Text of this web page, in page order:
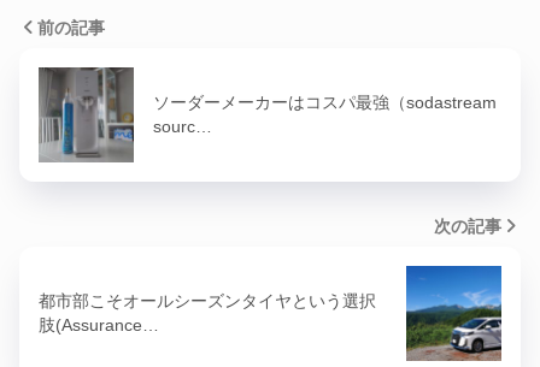
前の記事
ソーダーメーカーはコスパ最強（sodastream
sourc…
次の記事
都市部こそオールシーズンタイヤという選択
肢(Assurance…